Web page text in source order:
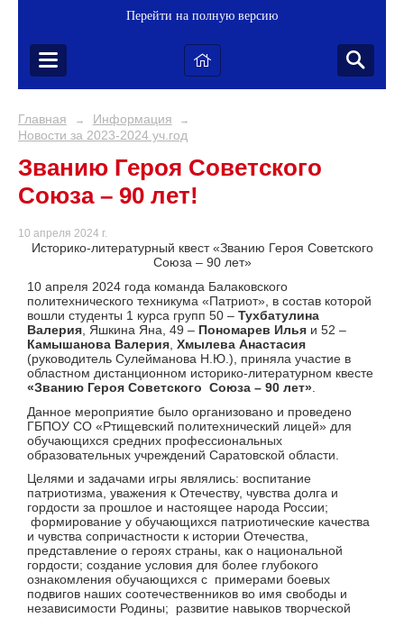
Перейти на полную версию
Главная → Информация →
Новости за 2023-2024 уч.год
Званию Героя Советского
Союза – 90 лет!
10 апреля 2024 г.
Историко-литературный квест «Званию Героя Советского
Союза – 90 лет»
10 апреля 2024 года команда Балаковского
политехнического техникума «Патриот», в состав которой
вошли студенты 1 курса групп 50 – Тухбатулина
Валерия , Яшкина Яна, 49 – Пономарев Илья и 52 –
Камышанова Валерия Хмылева Анастасия
(руководитель Сулейманова Н.Ю.), приняла участие в
областном дистанционном историко-литературном квесте
«Званию Героя Советского Союза – 90 лет»
Данное мероприятие было организовано и проведено
ГБПОУ СО «Ртищевский политехнический лицей» для
обучающихся средних профессиональных
образовательных учреждений Саратовской области.
Целями и задачами игры являлись: воспитание
патриотизма, уважения к Отечеству, чувства долга и
гордости за прошлое и настоящее народа России;
формирование у обучающихся патриотические качества
и чувства сопричастности к истории Отечества,
представление о героях страны, как о национальной
гордости; создание условия для более глубокого
ознакомления обучающихся с примерами боевых
подвигов наших соотечественников во имя свободы и
независимости Родины; развитие навыков творческой